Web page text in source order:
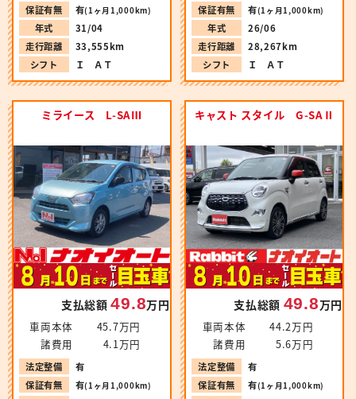
保証有無
有(1ヶ月1,000km)
年式
31/04
走行距離
33,555km
シフト
Ｉ ＡＴ
保証有無
有(1ヶ月1,000km)
年式
26/06
走行距離
28,267km
シフト
Ｉ ＡＴ
ミライース L-SAⅢ
支払総額49.8万円
車両本体
45.7万円
諸費用
4.1万円
法定整備
有
保証有無
有(1ヶ月1,000km)
キャスト スタイル G-SAⅡ
支払総額 49.8万円
車両本体
44.2万円
諸費用
5.6万円
法定整備
有
保証有無
有(1ヶ月1,000km)